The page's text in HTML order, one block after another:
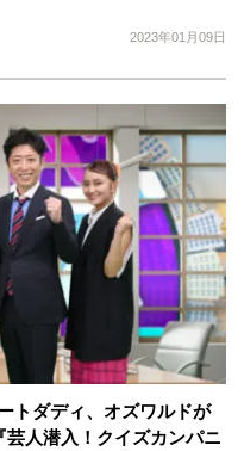
2023年01月09日
トダディ、オズワルドが
人潜入！クイズカンパニ